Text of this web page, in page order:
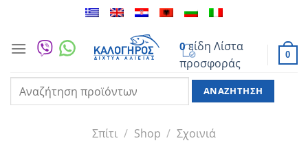
περιεχόμενο
0είδηΛίστα
προσφοράς
0
για:
Σπίτι / Shop / Σχοινιά